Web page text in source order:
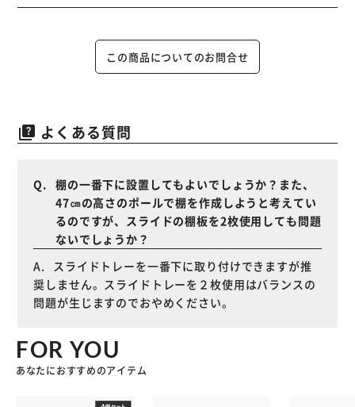
この商品についてのお問合せ
quiz よくある質問
棚の一番下に設置してもよいでしょうか？また、
47㎝の高さのポールで棚を作成しようと考えてい
るのですが、スライドの棚板を2枚使用しても問題
ないでしょうか？
スライドトレーを一番下に取り付けできますが推
奨しません。スライドトレーを２枚使用はバランスの
問題が生じますのでおやめください。
FOR YOU
あなたにおすすめのアイテム